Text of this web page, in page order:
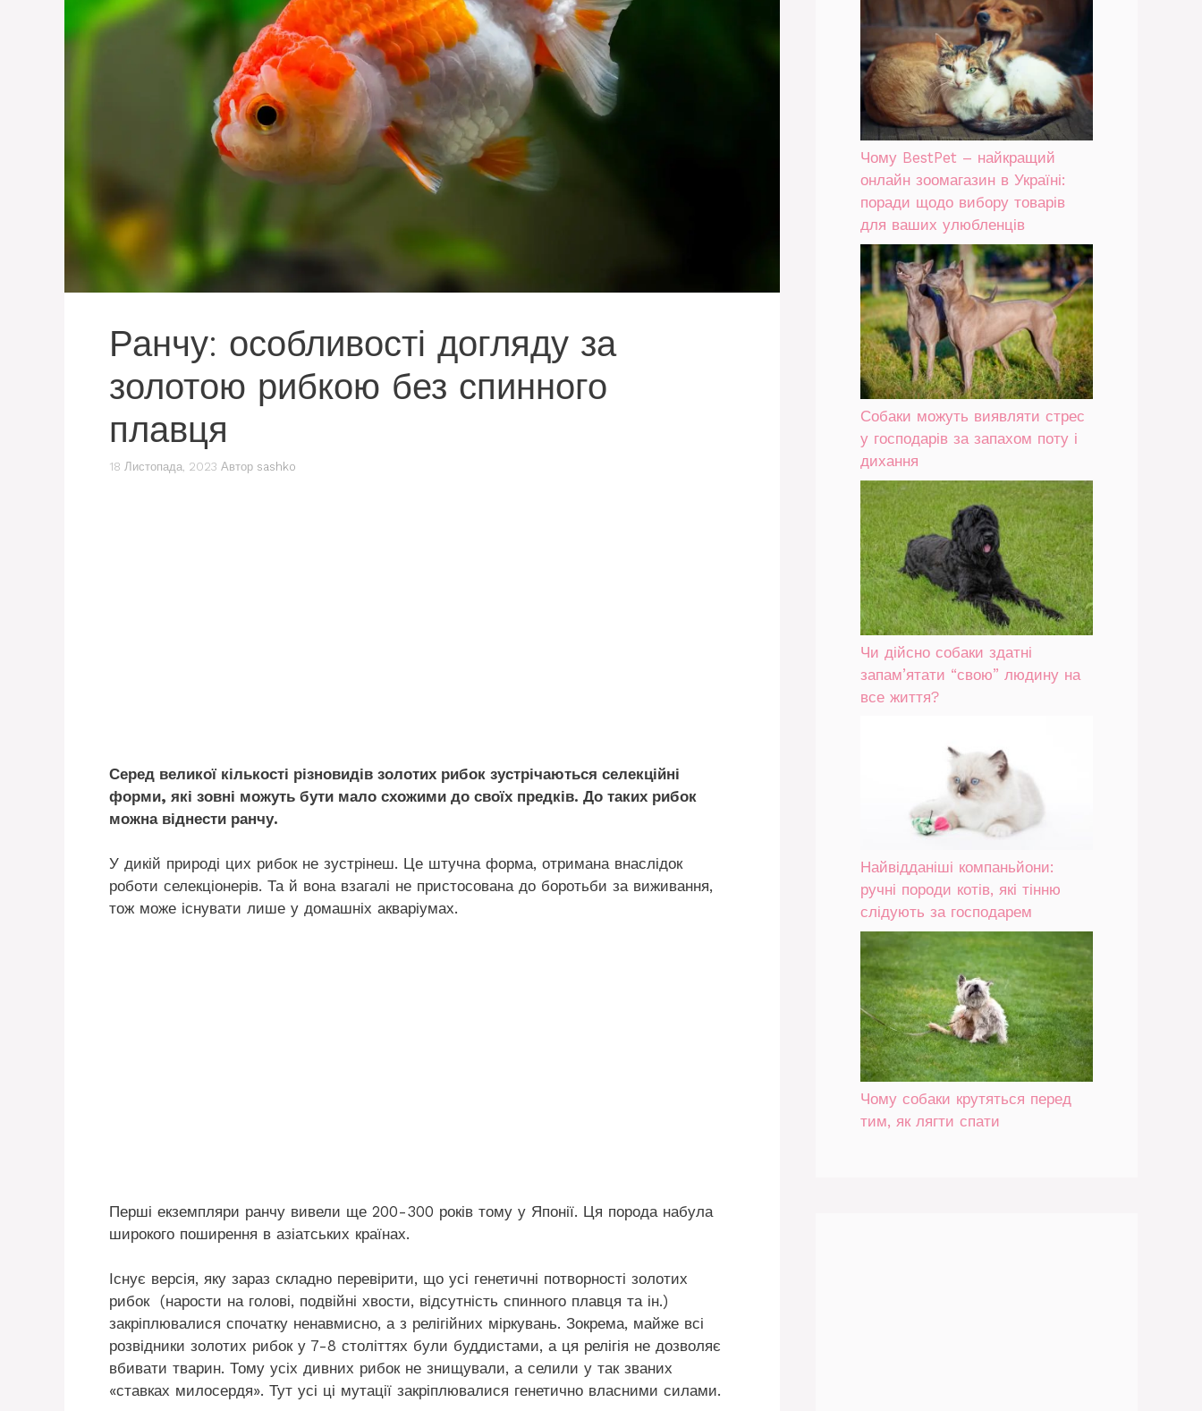
Ранчу: особливості догляду за
золотою рибкою без спинного
плавця
18 Листопада, 2023 Автор sashko
Серед великої кількості різновидів золотих рибок зустрічаються селекційні
форми, які зовні можуть бути мало схожими до своїх предків. До таких рибок
можна віднести ранчу.
У дикій природі цих рибок не зустрінеш. Це штучна форма, отримана внаслідок
роботи селекціонерів. Та й вона взагалі не пристосована до боротьби за виживання,
тож може існувати лише у домашніх акваріумах.
Перші екземпляри ранчу вивели ще 200-300 років тому у Японії. Ця порода набула
широкого поширення в азіатських країнах.
Існує версія, яку зараз складно перевірити, що усі генетичні потворності золотих
рибок (нарости на голові, подвійні хвости, відсутність спинного плавця та ін.)
закріплювалися спочатку ненавмисно, а з релігійних міркувань. Зокрема, майже всі
розвідники золотих рибок у 7-8 століттях були буддистами, а ця релігія не дозволяє
вбивати тварин. Тому усіх дивних рибок не знищували, а селили у так званих
«ставках милосердя». Тут усі ці мутації закріплювалися генетично власними силами.
Чому BestPet – найкращий
онлайн зоомагазин в Україні:
поради щодо вибору товарів
для ваших улюбленців
Собаки можуть виявляти стрес
у господарів за запахом поту і
дихання
Чи дійсно собаки здатні
запам’ятати “свою” людину на
все життя?
Найвідданіші компаньйони:
ручні породи котів, які тінню
слідують за господарем
Чому собаки крутяться перед
тим, як лягти спати